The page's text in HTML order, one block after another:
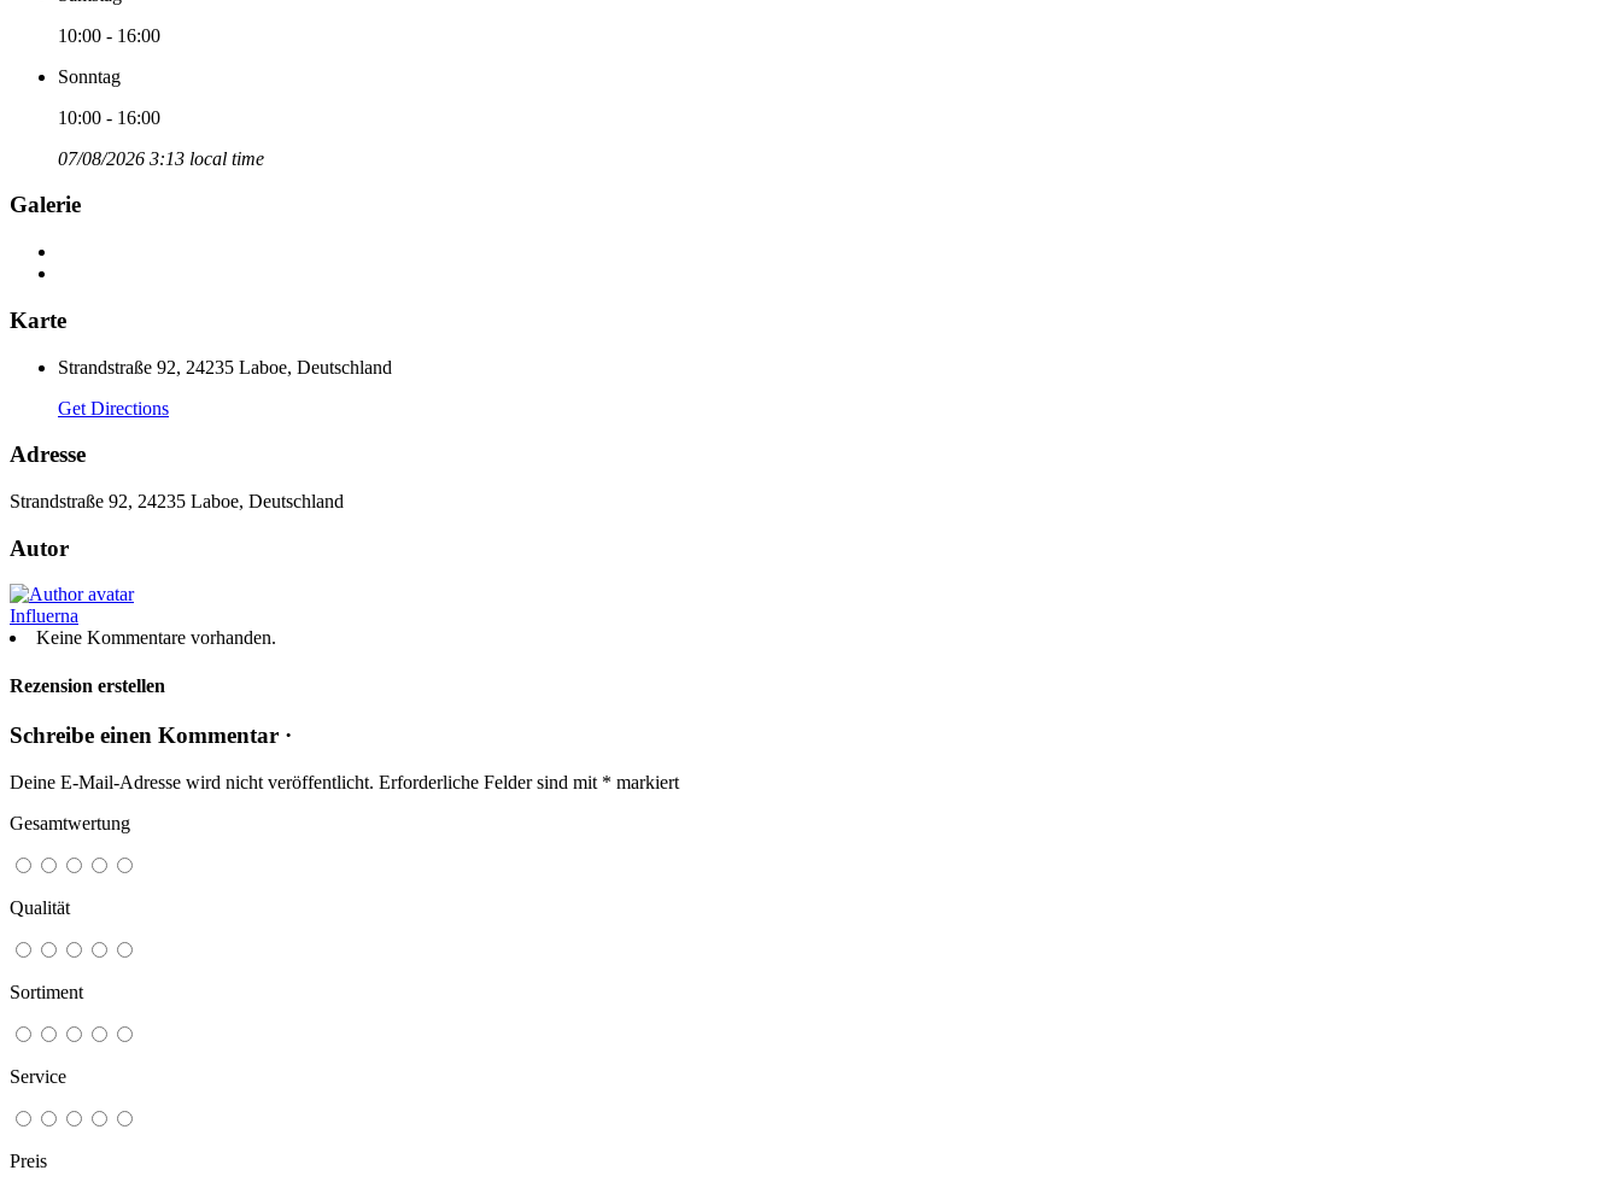
10:00 - 16:00
Sonntag
10:00 - 16:00
07/08/2026 3:13 local time
Galerie
Karte
Strandstraße 92, 24235 Laboe, Deutschland
Get Directions
Adresse
Strandstraße 92, 24235 Laboe, Deutschland
Autor
Influerna
Keine Kommentare vorhanden.
Rezension erstellen
Schreibe einen Kommentar ·
Deine E-Mail-Adresse wird nicht veröffentlicht. Erforderliche Felder sind mit * markiert
Gesamtwertung
Qualität
Sortiment
Service
Preis